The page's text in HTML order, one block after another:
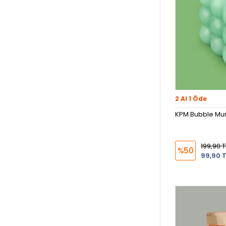
2 Al 1 Öde
KPM Bubble
%50
199,90
99,90